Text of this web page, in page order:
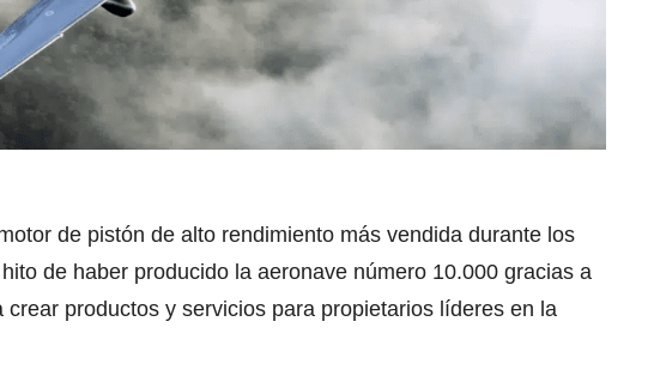
de pistón de alto rendimiento más vendida durante los
de haber producido la aeronave número 10.000 gracias a
productos y servicios para propietarios líderes en la